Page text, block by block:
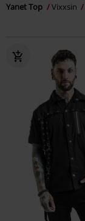
Yanet Top Vixxsin